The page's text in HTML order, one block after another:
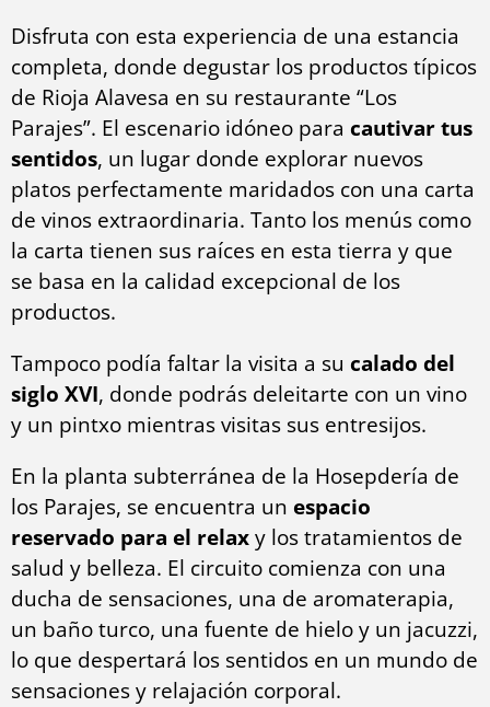
Disfruta con esta experiencia de una estancia
completa, donde degustar los productos típicos
de Rioja Alavesa en su restaurante “Los
Parajes”. El escenario idóneo para cautivar tus
sentidos, un lugar donde explorar nuevos
platos perfectamente maridados con una carta
de vinos extraordinaria. Tanto los menús como
la carta tienen sus raíces en esta tierra y que
se basa en la calidad excepcional de los
productos.
Tampoco podía faltar la visita a su calado del
siglo XVI, donde podrás deleitarte con un vino
y un pintxo mientras visitas sus entresijos.
En la planta subterránea de la Hosepdería de
los Parajes, se encuentra un espacio
reservado para el relaxy los tratamientos de
salud y belleza. El circuito comienza con una
ducha de sensaciones, una de aromaterapia,
un baño turco, una fuente de hielo y un jacuzzi,
lo que despertará los sentidos en un mundo de
sensaciones y relajación corporal.